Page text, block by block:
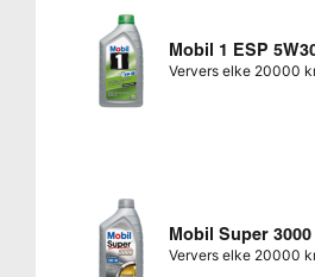
Mobil 1 ESP
Ververs elke 20000
Mobil Super
Ververs elke 20000